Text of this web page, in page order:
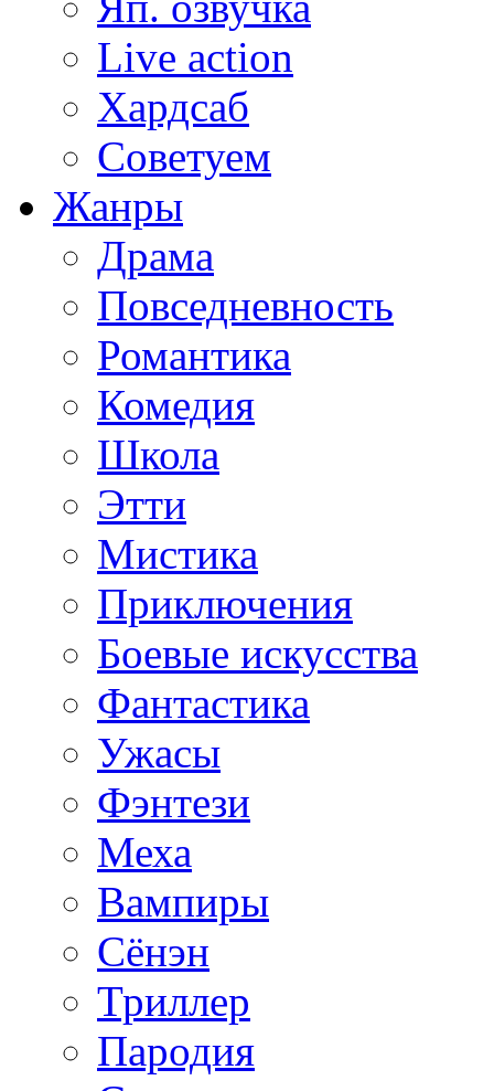
Live action
Хардсаб
Советуем
Жанры
Драма
Повседневность
Романтика
Комедия
Школа
Этти
Мистика
Приключения
Боевые искусства
Фантастика
Ужасы
Фэнтези
Меха
Вампиры
Сёнэн
Триллер
Пародия